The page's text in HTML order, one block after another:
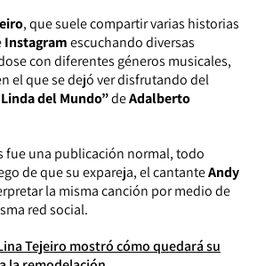
, que suele compartir varias historias
Instagramescuchando diversas
con diferentes géneros musicales,
el que se dejó ver disfrutando del
del Mundo”deAdalberto
fue una publicación normal, todo
de que su expareja, el cantanteAndy
la misma canción por medio de
red social.
Tejeiro mostró cómo quedará su